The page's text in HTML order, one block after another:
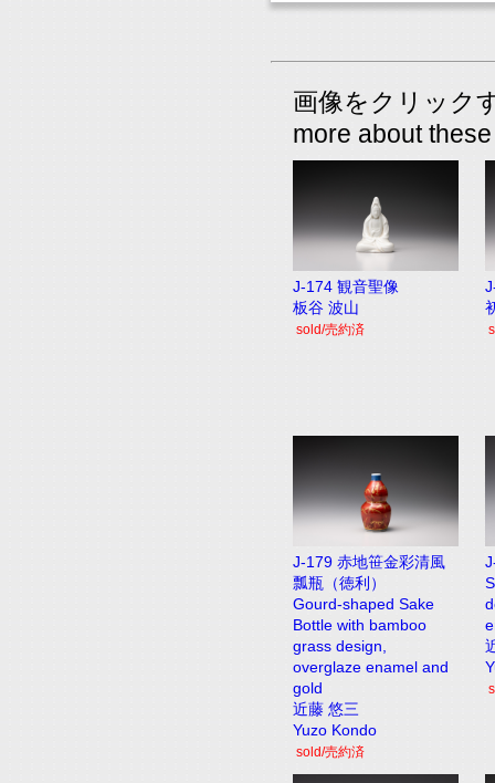
画像をクリック
more about
J-174 観音聖像
板谷 波山
sold/売約済
J-179 赤地笹金彩清風
瓢瓶（徳利）
Gourd-shaped Sake
Bottle with bamboo
grass design,
overglaze enamel and
gold
近藤 悠三
Yuzo Kondo
sold/売約済